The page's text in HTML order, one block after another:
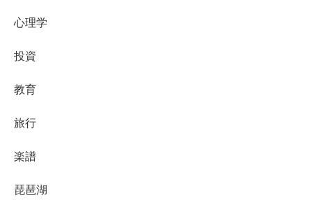
心理学
投資
教育
旅行
楽譜
琵琶湖